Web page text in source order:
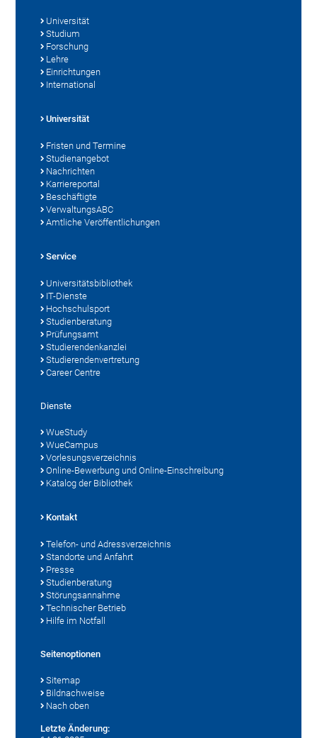
Universität
Studium
Forschung
Lehre
Einrichtungen
International
Universität
Fristen und Termine
Studienangebot
Nachrichten
Karriereportal
Beschäftigte
VerwaltungsABC
Amtliche Veröffentlichungen
Service
Universitätsbibliothek
IT-Dienste
Hochschulsport
Studienberatung
Prüfungsamt
Studierendenkanzlei
Studierendenvertretung
Career Centre
Dienste
WueStudy
WueCampus
Vorlesungsverzeichnis
Online-Bewerbung und Online-Einschreibung
Katalog der Bibliothek
Kontakt
Telefon- und Adressverzeichnis
Standorte und Anfahrt
Presse
Studienberatung
Störungsannahme
Technischer Betrieb
Hilfe im Notfall
Seitenoptionen
Sitemap
Bildnachweise
Nach oben
Letzte Änderung: